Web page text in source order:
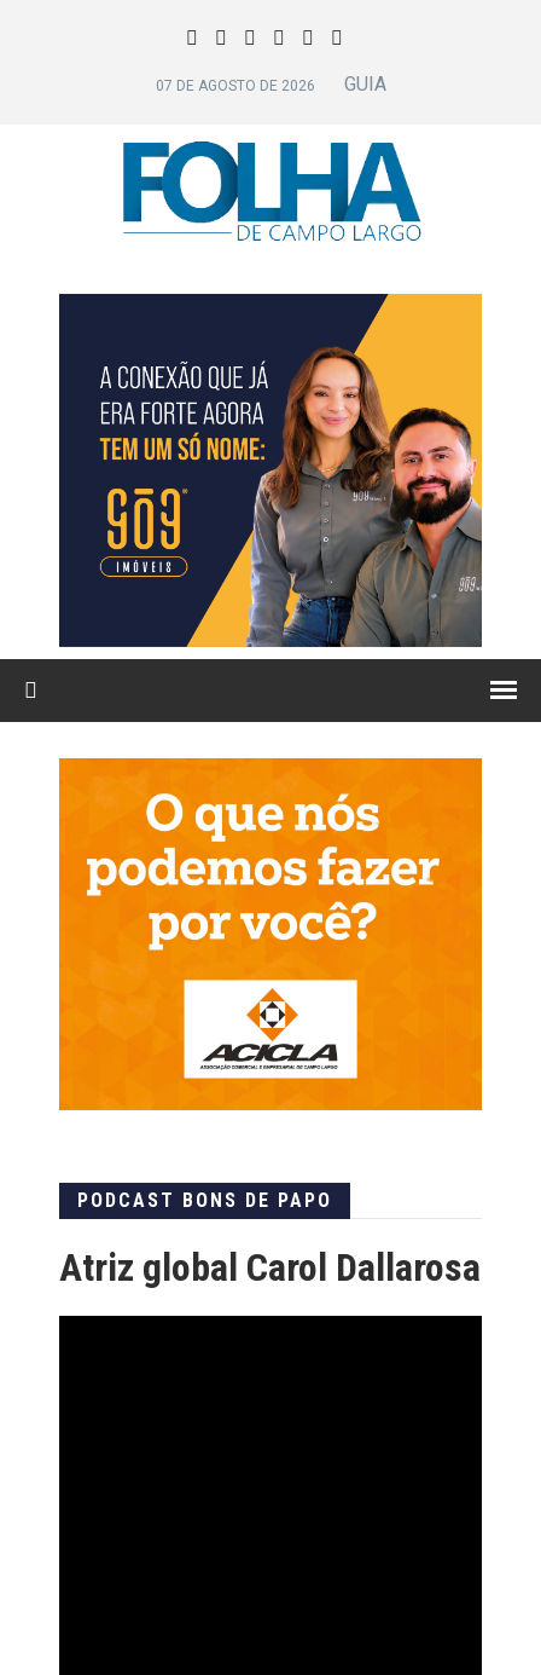
07 DE AGOSTO DE 2026 GUIA
PODCAST BONS DE PAPO
Atriz global Carol Dallarosa